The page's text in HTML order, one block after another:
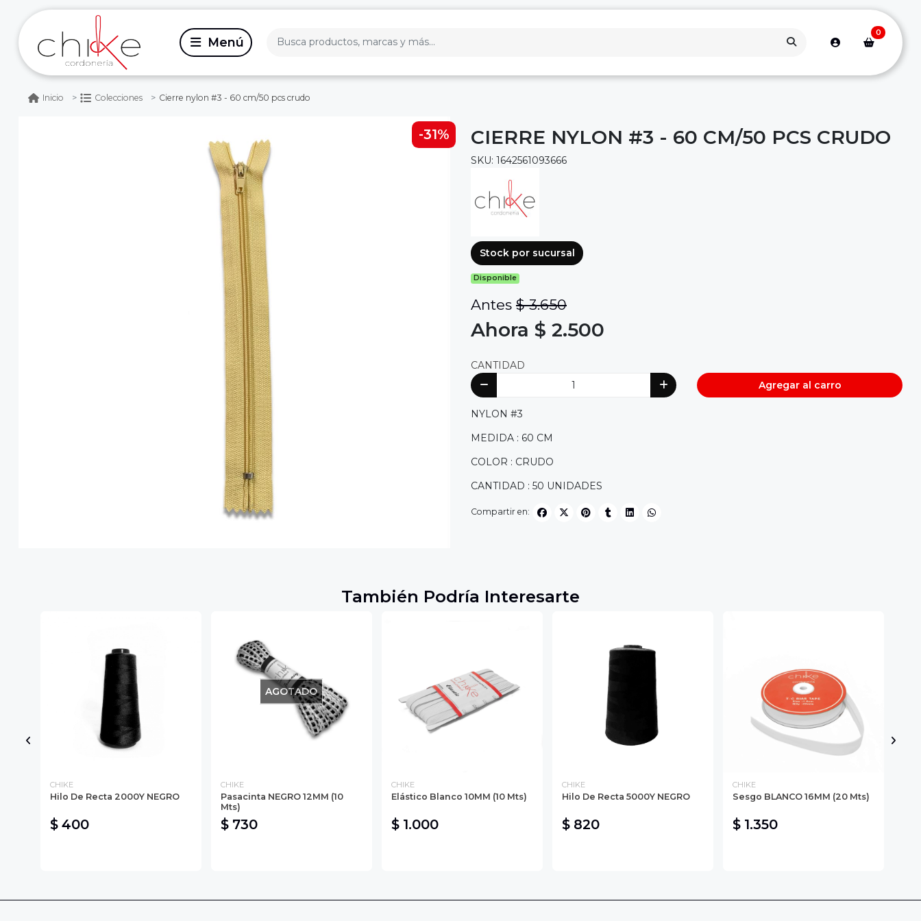
0
Inicio Colecciones Cierre nylon #3 - 60 cm/50 pcs crudo
-31% CIERRE NYLON #3 - 60 CM/50 PCS CRUDO
SKU: 1642561093666
Stock por sucursal
Disponible
Antes $ 3.650
Ahora $ 2.500
CANTIDAD
Agregar al carro
NYLON #3
MEDIDA : 60 CM
COLOR : CRUDO
CANTIDAD : 50 UNIDADES
Compartir en:
También Podría Interesarte
CHIKE
Hilo De Recta 2000Y NEGRO
$ 400
AGOTADO
CHIKE
Pasacinta NEGRO 12MM (10
Mts)
$ 730
CHIKE
Elástico Blanco 10MM (10 Mts)
$ 1.000
CHIKE
Hilo De Recta 5000Y NEGRO
$ 820
CHIKE
Sesgo BLANCO 16MM (20 Mts)
$ 1.350